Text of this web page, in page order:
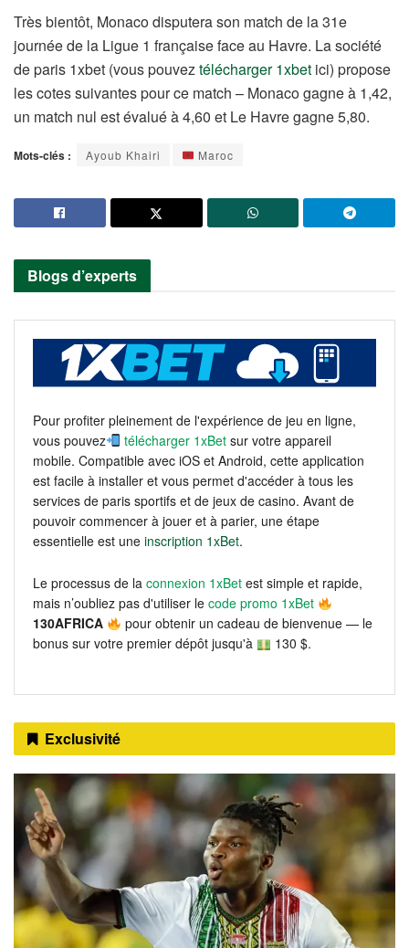
Très bientôt, Monaco disputera son match de la 31e
journée de la Ligue 1 française face au Havre. La société
de paris 1xbet (vous pouveztélécharger 1xbet ici) propose
les cotes suivantes pour ce match – Monaco gagne à 1,42,
un match nul est évalué à 4,60 et Le Havre gagne 5,80.
Mots-clés : Ayoub Khairi Maroc
Blogs d’experts
Pour profiter pleinement de l'expérience de jeu en ligne,
vous pouvez
télécharger 1xBet sur votre appareil
mobile. Compatible avec iOS et Android, cette application
est facile à installer et vous permet d'accéder à tous les
services de paris sportifs et de jeux de casino. Avant de
pouvoir commencer à jouer et à parier, une étape
essentielle est une inscription 1xBet.
Le processus de la connexion 1xBet est simple et rapide,
mais n’oubliez pas d'utiliser le code promo 1xBet
130AFRICA
pour obtenir un cadeau de bienvenue — le
bonus sur votre premier dépôt jusqu'à
130 $.
Exclusivité